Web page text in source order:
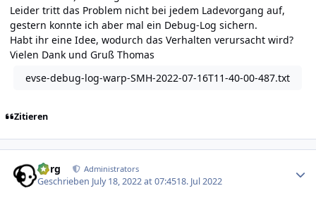
Leider tritt das Problem nicht bei jedem Ladevorgang auf,
gestern konnte ich aber mal ein Debug-Log sichern.
Habt ihr eine Idee, wodurch das Verhalten verursacht wird?
Vielen Dank und Gruß Thomas
evse-debug-log-warp-SMH-2022-07-16T11-40-00-487.txt
Zitieren
borg Administrators
Geschrieben July 18, 2022 at 07:4518. Jul 2022